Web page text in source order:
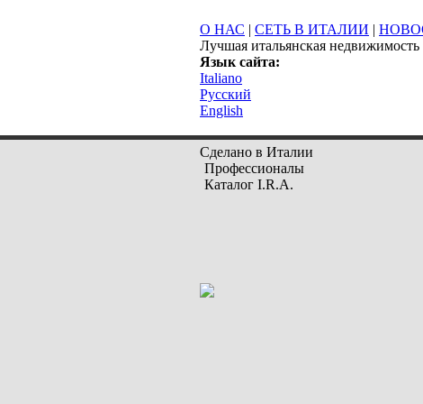
О НАС | СЕТЬ В ИТАЛИИ |
Лучшая итальянская недвижимость
Язык сайта:
Italiano
Русский
English
Сделано в Италии
Профессионалы
Каталог I.R.A.